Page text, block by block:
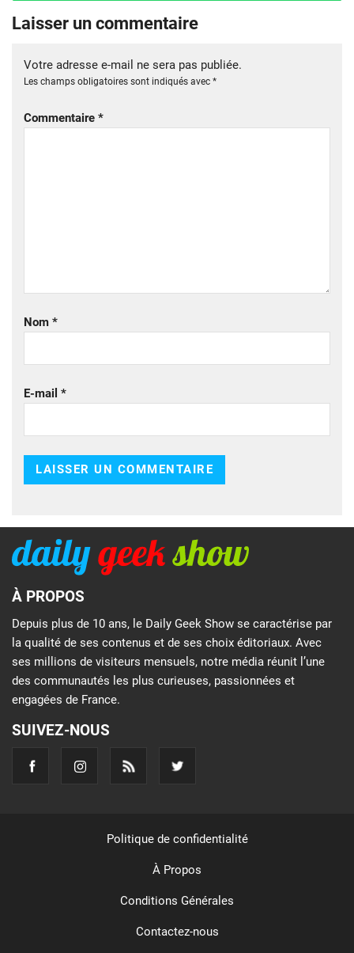
Laisser un commentaire
Votre adresse e-mail ne sera pas publiée.
Les champs obligatoires sont indiqués avec *
Commentaire *
Nom *
E-mail *
À PROPOS
Depuis plus de 10 ans, le Daily Geek Show se caractérise par
la qualité de ses contenus et de ses choix éditoriaux. Avec
ses millions de visiteurs mensuels, notre média réunit l’une
des communautés les plus curieuses, passionnées et
engagées de France.
SUIVEZ-NOUS
Politique de confidentialité
À Propos
Conditions Générales
Contactez-nous